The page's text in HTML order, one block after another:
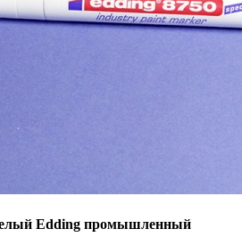
Edding промышленный